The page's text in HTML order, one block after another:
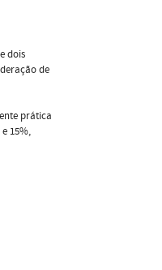
dois
de
prática
15%,